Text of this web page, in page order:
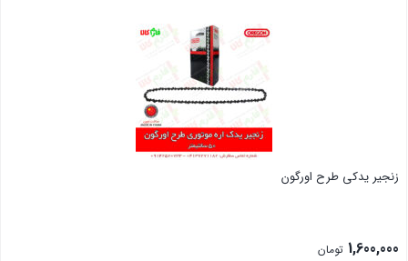
زنجیر یدکی طرح اورگون
1,600,000 تومان